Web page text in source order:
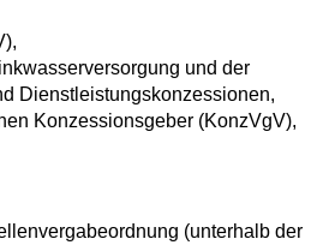
und der
Dienstleistungskonzessionen,
Konzessionsgeber (KonzVgV),
(unterhalb der